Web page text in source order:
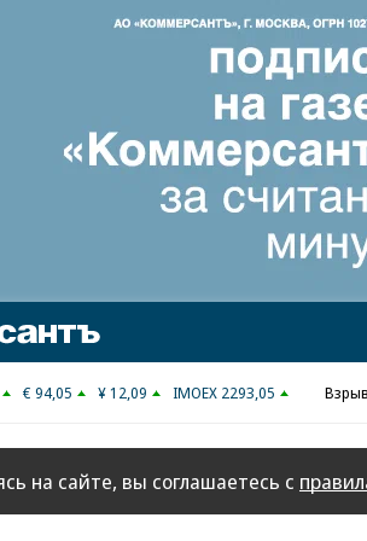
€ 94,05 ¥ 12,09 IMOEX 2293,05
на сайте, вы соглашаетесь с